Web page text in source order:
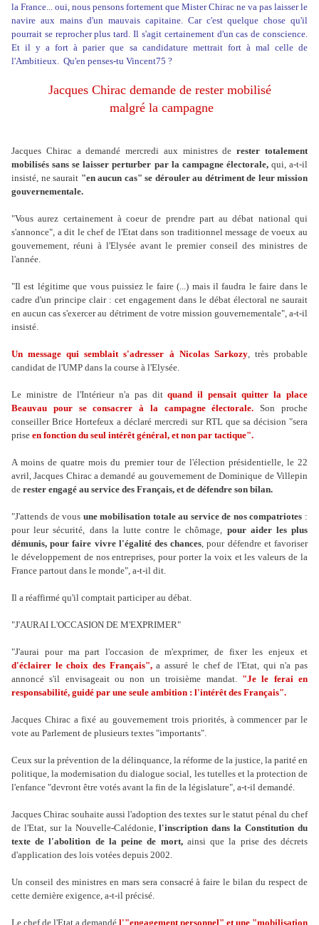
la France... oui, nous pensons fortement que Mister Chirac ne va pas laisser le
navire aux mains d'un mauvais capitaine. Car c'est quelque chose qu'il
pourrait se reprocher plus tard. Il s'agit certainement d'un cas de conscience.
Et il y a fort à parier que sa candidature mettrait fort à mal celle de
l'Ambitieux. Qu'en penses-tu Vincent75 ?
Jacques Chirac demande de rester mobilisé
malgré la campagne
Jacques Chirac a demandé mercredi aux ministres de rester totalement
mobilisés sans se laisser perturber par la campagne électorale,qui, a-t-il
insisté, ne saurait "en aucun cas" se dérouler au détriment de leur mission
gouvernementale.
"Vous aurez certainement à coeur de prendre part au débat national qui
s'annonce", a dit le chef de l'Etat dans son traditionnel message de voeux au
gouvernement, réuni à l'Elysée avant le premier conseil des ministres de
l'année.
"Il est légitime que vous puissiez le faire (...) mais il faudra le faire dans le
cadre d'un principe clair : cet engagement dans le débat électoral ne saurait
en aucun cas s'exercer au détriment de votre mission gouvernementale", a-t-il
insisté.
Un message qui semblait s'adresser à Nicolas Sarkozy, très probable
candidat de l'UMP dans la course à l'Elysée.
Le ministre de l'Intérieur n'a pas ditquand il pensait quitter la place
Beauvau pour se consacrer à la campagne électorale.Son proche
conseiller Brice Hortefeux a déclaré mercredi sur RTL que sa décision "sera
prise en fonction du seul intérêt général, et non par tactique".
A moins de quatre mois du premier tour de l'élection présidentielle, le 22
avril, Jacques Chirac a demandé au gouvernement de Dominique de Villepin
de rester engagé au service des Français, et de défendre son bilan.
"J'attends de vous une mobilisation totale au service de nos compatriotes :
pour leur sécurité, dans la lutte contre le chômage, pour aider les plus
démunis, pour faire vivre l'égalité des chances, pour défendre et favoriser
le développement de nos entreprises, pour porter la voix et les valeurs de la
France partout dans le monde", a-t-il dit.
Il a réaffirmé qu'il comptait participer au débat.
"J'AURAI L'OCCASION DE M'EXPRIMER"
"J'aurai pour ma part l'occasion de m'exprimer, de fixer les enjeux et
d'éclairer le choix des Français",a assuré le chef de l'Etat, qui n'a pas
annoncé s'il envisageait ou non un troisième mandat. "Je le ferai en
responsabilité, guidé par une seule ambition : l'intérêt des Français".
Jacques Chirac a fixé au gouvernement trois priorités, à commencer par le
vote au Parlement de plusieurs textes "importants".
Ceux sur la prévention de la délinquance, la réforme de la justice, la parité en
politique, la modernisation du dialogue social, les tutelles et la protection de
l'enfance "devront être votés avant la fin de la législature", a-t-il demandé.
Jacques Chirac souhaite aussi l'adoption des textes sur le statut pénal du chef
de l'Etat, sur la Nouvelle-Calédonie,l'inscription dans la Constitution du
texte de l'abolition de la peine de mort,ainsi que la prise des décrets
d'application des lois votées depuis 2002.
Un conseil des ministres en mars sera consacré à faire le bilan du respect de
cette dernière exigence, a-t-il précisé.
Le chef de l'Etat a demandé l'"engagement personnel" et une "mobilisation